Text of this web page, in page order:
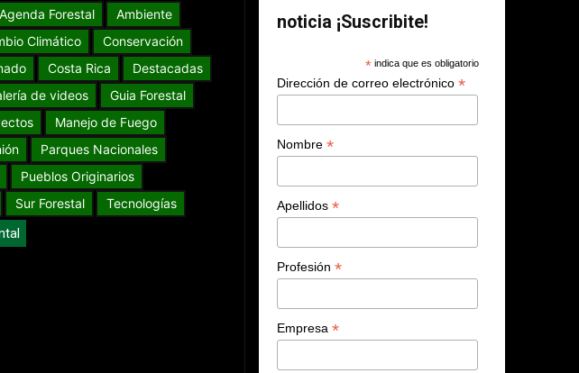
Agenda Forestal
Ambiente
Climático
Conservación
Costa Rica
Destacadas
de videos
Guia Forestal
Manejo de Fuego
Parques Nacionales
Pueblos Originarios
Sur Forestal Tecnologías
noticia ¡Suscribite!
*indica que es obligatorio
Dirección de correo electrónico*
Nombre*
Apellidos*
Profesión*
Empresa*